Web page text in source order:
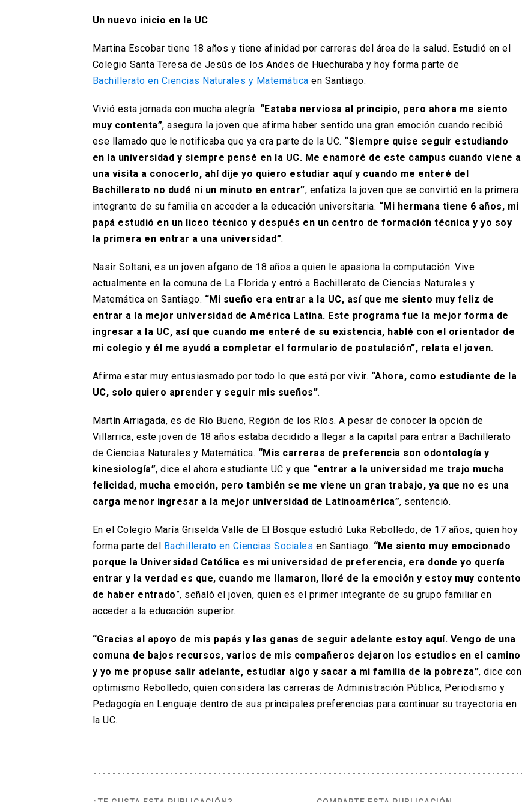
Un nuevo inicio en la UC
Martina Escobar tiene 18 años y tiene afinidad por carreras del área de la salud. Estudió en el
Colegio Santa Teresa de Jesús de los Andes de Huechuraba y hoy forma parte de
Bachillerato en Ciencias Naturales y Matemática en Santiago.
Vivió esta jornada con mucha alegría. “Estaba nerviosa al principio, pero ahora me siento
muy contenta”, asegura la joven que afirma haber sentido una gran emoción cuando recibió
ese llamado que le notificaba que ya era parte de la UC. “Siempre quise seguir estudiando
en la universidad y siempre pensé en la UC. Me enamoré de este campus cuando viene a
una visita a conocerlo, ahí dije yo quiero estudiar aquí y cuando me enteré del
Bachillerato no dudé ni un minuto en entrar”, enfatiza la joven que se convirtió en la primera
integrante de su familia en acceder a la educación universitaria. “Mi hermana tiene 6 años, mi
papá estudió en un liceo técnico y después en un centro de formación técnica y yo soy
la primera en entrar a una universidad”.
Nasir Soltani, es un joven afgano de 18 años a quien le apasiona la computación. Vive
actualmente en la comuna de La Florida y entró a Bachillerato de Ciencias Naturales y
Matemática en Santiago. “Mi sueño era entrar a la UC, así que me siento muy feliz de
entrar a la mejor universidad de América Latina. Este programa fue la mejor forma de
ingresar a la UC, así que cuando me enteré de su existencia, hablé con el orientador de
mi colegio y él me ayudó a completar el formulario de postulación”, relata el joven.
Afirma estar muy entusiasmado por todo lo que está por vivir. “Ahora, como estudiante de la
UC, solo quiero aprender y seguir mis sueños”.
Martín Arriagada, es de Río Bueno, Región de los Ríos. A pesar de conocer la opción de
Villarrica, este joven de 18 años estaba decidido a llegar a la capital para entrar a Bachillerato
de Ciencias Naturales y Matemática. “Mis carreras de preferencia son odontología y
kinesiología”, dice el ahora estudiante UC y que “entrar a la universidad me trajo mucha
felicidad, mucha emoción, pero también se me viene un gran trabajo, ya que no es una
carga menor ingresar a la mejor universidad de Latinoamérica”, sentenció.
En el Colegio María Griselda Valle de El Bosque estudió Luka Rebolledo, de 17 años, quien hoy
forma parte del Bachillerato en Ciencias Sociales en Santiago. “Me siento muy emocionado
porque la Universidad Católica es mi universidad de preferencia, era donde yo quería
entrar y la verdad es que, cuando me llamaron, lloré de la emoción y estoy muy contento
de haber entrado”, señaló el joven, quien es el primer integrante de su grupo familiar en
acceder a la educación superior.
“Gracias al apoyo de mis papás y las ganas de seguir adelante estoy aquí. Vengo de una
comuna de bajos recursos, varios de mis compañeros dejaron los estudios en el camino
y yo me propuse salir adelante, estudiar algo y sacar a mi familia de la pobreza”, dice con
optimismo Rebolledo, quien considera las carreras de Administración Pública, Periodismo y
Pedagogía en Lenguaje dentro de sus principales preferencias para continuar su trayectoria en
la UC.